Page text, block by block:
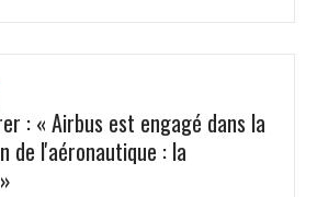
: « Airbus est engagé dans la
de l'aéronautique : la